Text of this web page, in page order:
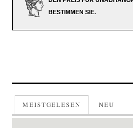
BESTIMMEN SIE.
MEISTGELESEN NEU